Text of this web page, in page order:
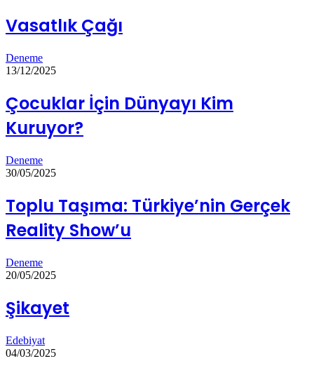
Vasatlık Çağı
Deneme
13/12/2025
Çocuklar İçin Dünyayı Kim
Kuruyor?
Deneme
30/05/2025
Toplu Taşıma: Türkiye’nin Gerçek
Reality Show’u
Deneme
20/05/2025
Şikayet
Edebiyat
04/03/2025